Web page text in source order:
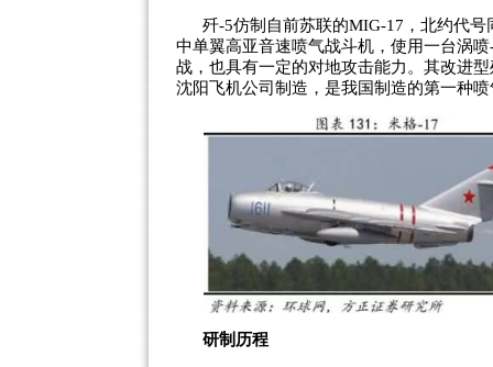
歼-5仿制自前苏联的MIG-17，北约代
中单翼高亚音速喷气战斗机，使用一台涡
战，也具有一定的对地攻击能力。其改进
沈阳飞机公司制造，是我国制造的第一种
研制历程